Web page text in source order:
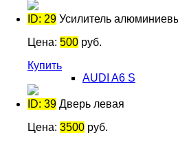
ID: 29 Усилитель
Цена: 500 руб.
Купить
AUDI A6 S
ID: 39 Дверь левая
Цена: 3500 руб.